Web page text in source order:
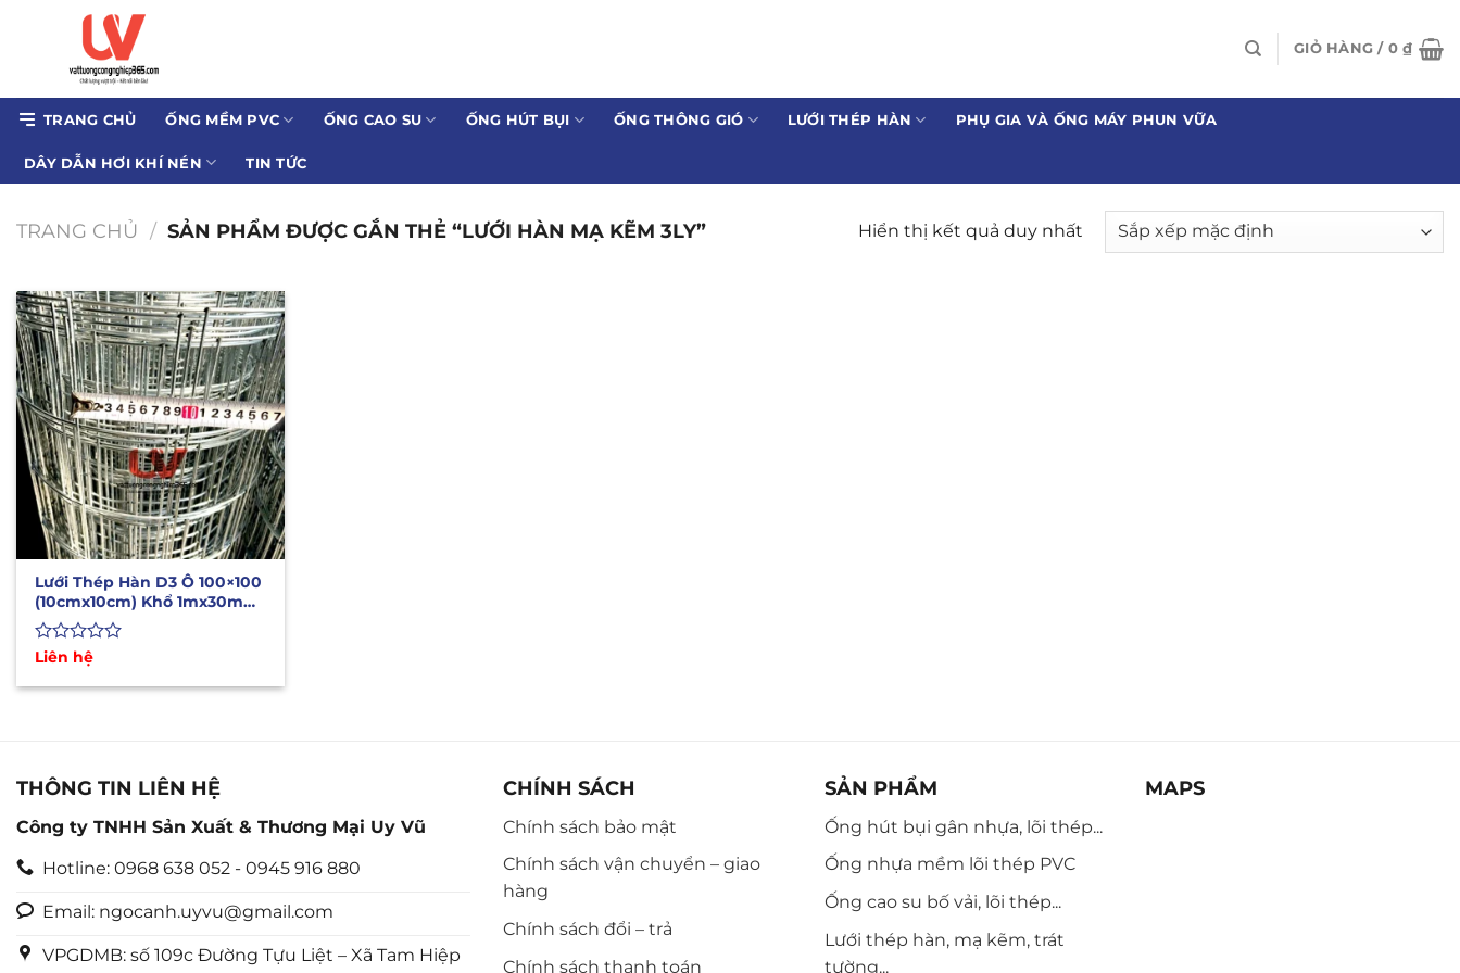
dung
GIỎ HÀNG / 0₫
TRANG CHỦ ỐNG MỀM PVC ỐNG CAO SU ỐNG HÚT BỤI ỐNG THÔNG GIÓ LƯỚI THÉP HÀN PHỤ GIA VÀ ỐNG MÁY PHUN VỮA
DÂY DẪN HƠI KHÍ NÉN TIN TỨC
TRANG CHỦ / SẢN PHẨM ĐƯỢC GẮN THẺ “LƯỚI HÀN MẠ KẼM 3LY” Hiển thị kết quả duy nhất
Lưới Thép Hàn D3 Ô 100×100
(10cmx10cm) Khổ 1mx30m
Có Sẵn
Được
hạng
Liên hệ
THÔNG TIN LIÊN HỆ
Công ty TNHH Sản Xuất & Thương Mại Uy Vũ
Hotline: 0968 638 052 - 0945 916 880
Email: ngocanh.uyvu@gmail.com
VPGDMB: số 109c Đường Tựu Liệt – Xã Tam Hiệp
CHÍNH SÁCH
Chính sách bảo mật
Chính sách vận chuyển – giao
hàng
Chính sách đổi – trả
Chính sách thanh toán
SẢN PHẨM
Ống hút bụi gân nhựa, lõi thép...
Ống nhựa mềm lõi thép PVC
Ống cao su bố vải, lõi thép...
Lưới thép hàn, mạ kẽm, trát
tường...
MAPS